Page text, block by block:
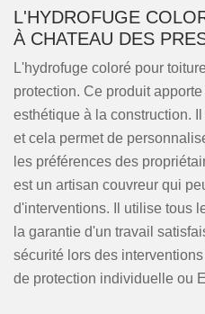
L'HYDROFUGE
À CHATEAU DES
L'hydrofuge coloré pour
protection. Ce produit
esthétique à la construction.
et cela permet de
les préférences des
est un artisan couvreur qui
d'interventions. Il utilise tous
la garantie d'un travail
sécurité lors des
de protection individuelle ou